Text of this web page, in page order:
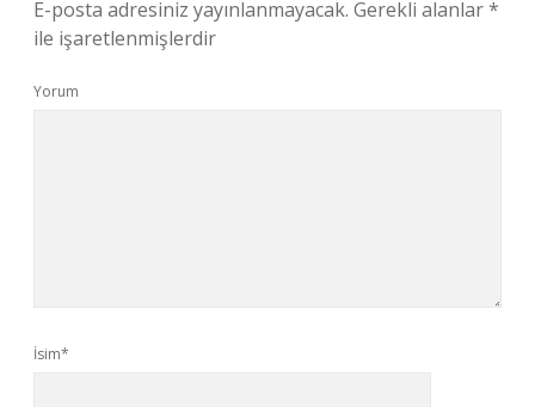
E-posta adresiniz yayınlanmayacak. Gerekli alanlar*
ile işaretlenmişlerdir
Yorum
İsim*